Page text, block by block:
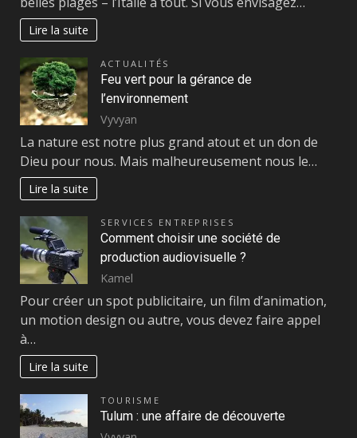
Lire la suite
ACTUALITÉS
Feu vert pour la gérance de
l’environnement
Vyvyan
La nature est notre plus grand atout et un don de
Dieu pour nous. Mais malheureusement nous le…
Lire la suite
SERVICES ENTREPRISES
Comment choisir une société de
production audiovisuelle ?
Kamel
Pour créer un spot publicitaire, un film d’animation,
un motion design ou autre, vous devez faire appel
à…
Lire la suite
TOURISME
Tulum : une affaire de découverte